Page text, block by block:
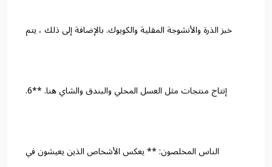
خبز الذرة والأنشوجة المقلية والكويوك. بالإضافة إلى ذلك ، يتم
إنتاج منتجات مثل العسل المحلي والبندق والشاي هنا. **6.
الناس المخلصون: ** يعكس الأشخاص الذين يعيشون في